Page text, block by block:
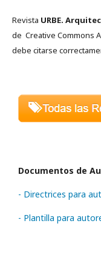
Revista URBE.
de Creative Commons
debe citarse
Documentos de
- Directrices para
- Plantilla para